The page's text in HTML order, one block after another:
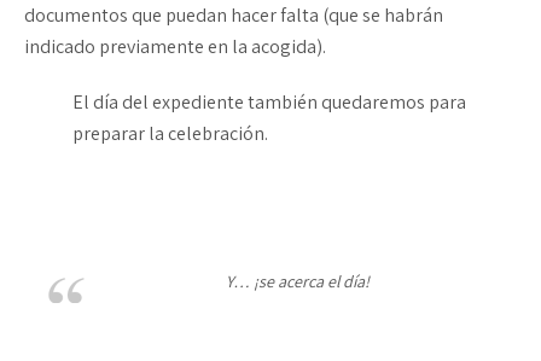
documentos que puedan hacer falta (que se habrán
indicado previamente en la acogida).
El día del expediente también quedaremos para
preparar la celebración.
Y… ¡se acerca el día!